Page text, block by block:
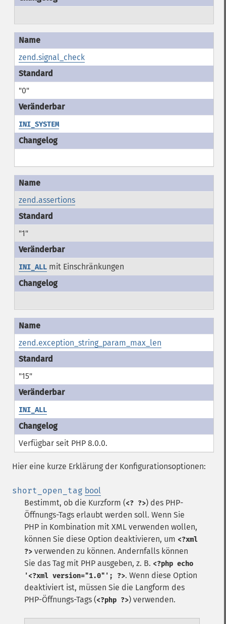
zend.signal_check
"0"
INI_SYSTEM
zend.assertions
"1"
INI_ALLmit Einschränkungen
zend.exception_string_param_max_len
"15"
INI_ALL
Verfügbar seit PHP 8.0.0.
Hier eine kurze Erklärung der Konfigurationsoptionen:
short_open_tag bool
Bestimmt, ob die Kurzform (<? ?>) des PHP-
Öffnungs-Tags erlaubt werden soll. Wenn Sie
PHP in Kombination mit XML verwenden wollen,
können Sie diese Option deaktivieren, um <?xml
?> verwenden zu können. Andernfalls können
Sie das Tag mit PHP ausgeben, z. B. <?php echo
'<?xml version="1.0"'; ?>. Wenn diese Option
deaktiviert ist, müssen Sie die Langform des
PHP-Öffnungs-Tags (<?php ?>) verwenden.